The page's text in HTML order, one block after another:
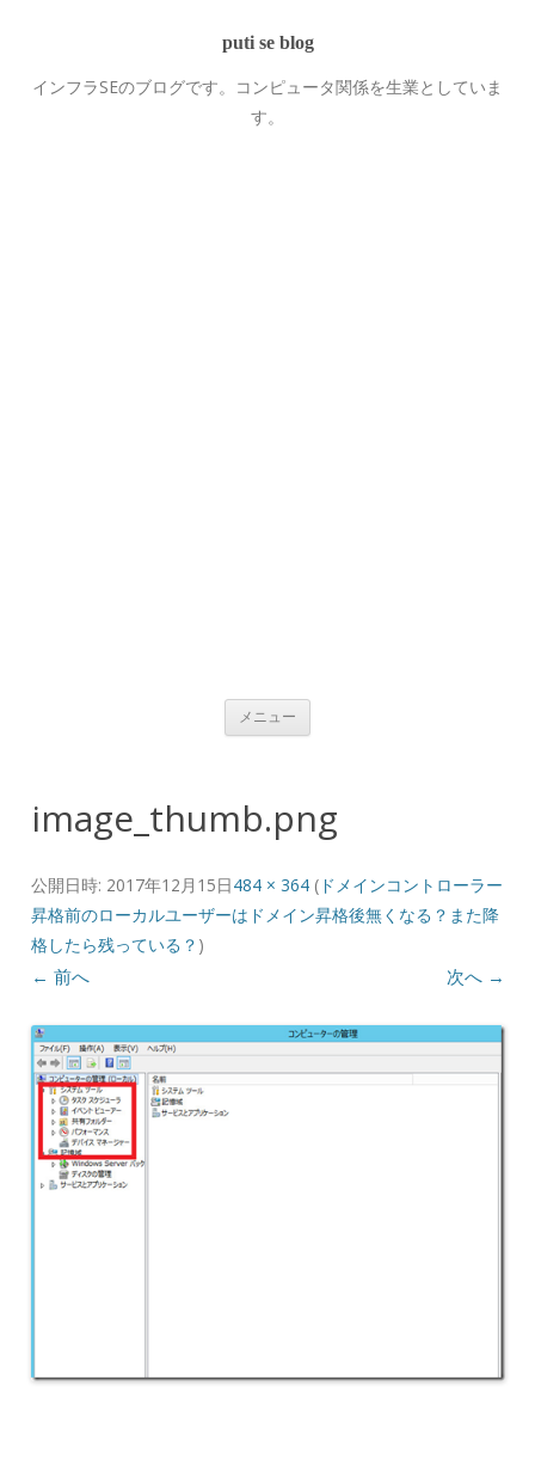
puti se blog
インフラSEのブログです。コンピュータ関係を生業としていま
す。
メニュー コンテンツへ移動
image_thumb.png
公開日時: 2017年12月15日484 × 364(ドメインコントローラー
昇格前のローカルユーザーはドメイン昇格後無くなる？また降
格したら残っている？ )
← 前へ 次へ →